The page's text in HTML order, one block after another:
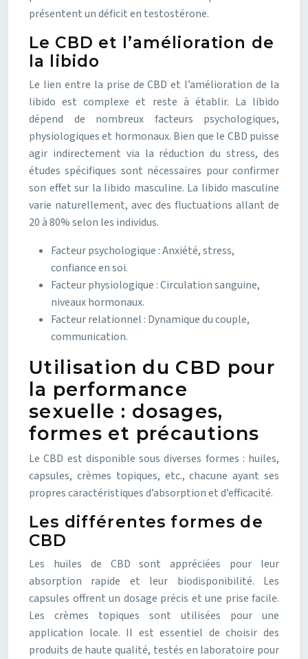
présentent un déficit en testostérone.
Le CBD et l’amélioration de
la libido
Le lien entre la prise de CBD et l’amélioration de la
libido est complexe et reste à établir. La libido
dépend de nombreux facteurs psychologiques,
physiologiques et hormonaux. Bien que le CBD puisse
agir indirectement via la réduction du stress, des
études spécifiques sont nécessaires pour confirmer
son effet sur la libido masculine. La libido masculine
varie naturellement, avec des fluctuations allant de
20 à 80% selon les individus.
Facteur psychologique : Anxiété, stress,
confiance en soi.
Facteur physiologique : Circulation sanguine,
niveaux hormonaux.
Facteur relationnel : Dynamique du couple,
communication.
Utilisation du CBD pour
la performance
sexuelle : dosages,
formes et précautions
Le CBD est disponible sous diverses formes : huiles,
capsules, crèmes topiques, etc., chacune ayant ses
propres caractéristiques d’absorption et d’efficacité.
Les différentes formes de
CBD
Les huiles de CBD sont appréciées pour leur
absorption rapide et leur biodisponibilité. Les
capsules offrent un dosage précis et une prise facile.
Les crèmes topiques sont utilisées pour une
application locale. Il est essentiel de choisir des
produits de haute qualité, testés en laboratoire pour